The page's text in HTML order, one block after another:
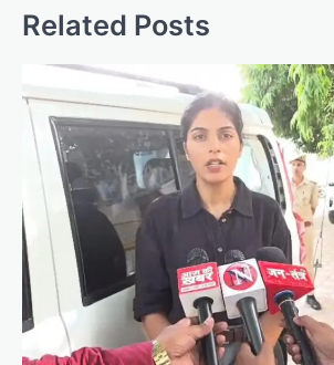
n
v
a
t
i
o
n
Related Posts